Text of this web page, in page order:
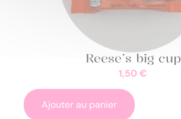
Reese’s big cup
1,50€
Ajouter au panier